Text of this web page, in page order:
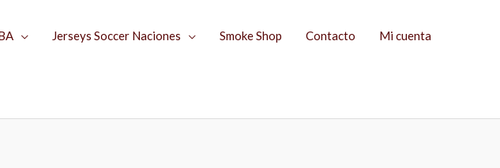
Jerseys Soccer Naciones Smoke Shop Contacto Mi cuenta